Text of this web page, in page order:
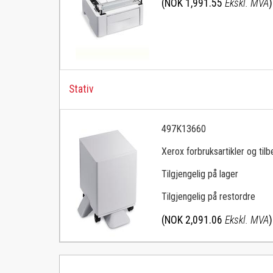
(NOK 1,991.55 Ekskl. MVA)
Stativ
497K13660
Xerox forbruksartikler og
Tilgjengelig på lager
Tilgjengelig på restordre
(NOK 2,091.06 Ekskl. MVA)